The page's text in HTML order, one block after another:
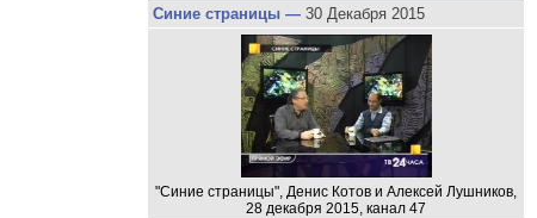
Синие страницы — 30 Декабря 2015
"Синие страницы", Денис Котов и Алексей Лушников,
28 декабря 2015, канал 47